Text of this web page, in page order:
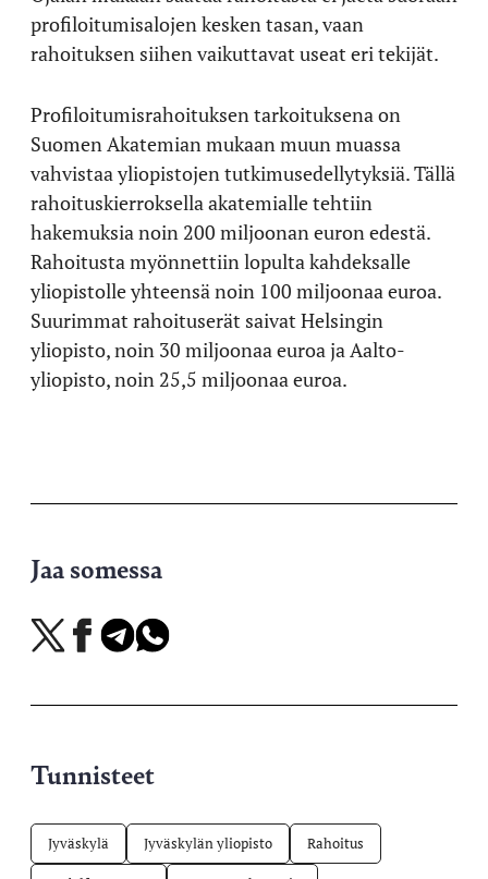
profiloitumisalojen kesken tasan, vaan
rahoituksen siihen vaikuttavat useat eri tekijät.
Profiloitumisrahoituksen tarkoituksena on
Suomen Akatemian mukaan muun muassa
vahvistaa yliopistojen tutkimusedellytyksiä. Tällä
rahoituskierroksella akatemialle tehtiin
hakemuksia noin 200 miljoonan euron edestä.
Rahoitusta myönnettiin lopulta kahdeksalle
yliopistolle yhteensä noin 100 miljoonaa euroa.
Suurimmat rahoituserät saivat Helsingin
yliopisto, noin 30 miljoonaa euroa ja Aalto-
yliopisto, noin 25,5 miljoonaa euroa.
Jaa somessa
Jaa
X-
Jaa
Facebookissa
Jaa
Telegramissa
Jaa
WhatsAppissa
Tunnisteet
Jyväskylä Jyväskylän yliopisto Rahoitus